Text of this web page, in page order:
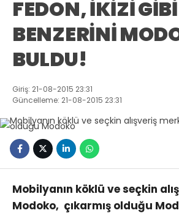
FEDON, İKİZİ GİBİ
BENZERİNİ
BULDU!
Giriş: 21-08-2015 23:31
Güncelleme: 21-08-2015 23:31
Mobilyanın köklü ve seçkin
Modoko, çıkarmış olduğu